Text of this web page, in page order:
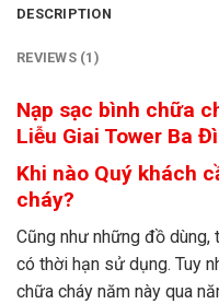
DESCRIPTION
REVIEWS (1)
Nạp sạc bình chữa
Liễu Giai Tower Ba
Khi nào Quý khách
cháy?
Cũng như những đồ dùng,
có thời hạn sử dụng. Tuy
chữa cháy năm này qua